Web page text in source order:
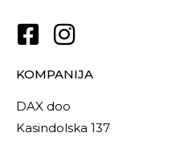
KOMPANIJA
DAX doo
Kasindolska 137